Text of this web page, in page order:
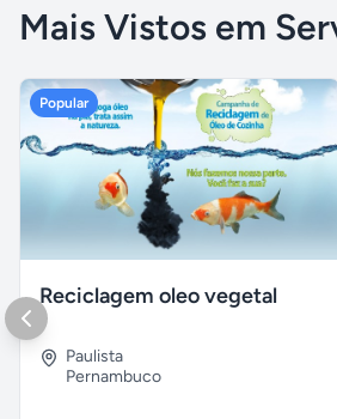
Mais Vistos em
Popular
Reciclagem oleo vegetal
Paulista
Pernambuco